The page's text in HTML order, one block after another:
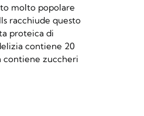
molto popolare
racchiude questo
proteica di
contiene 20
contiene zuccheri